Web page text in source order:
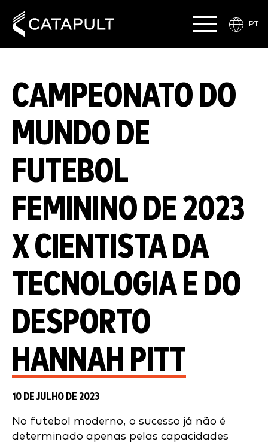
PT
CAMPEONATO DO
MUNDO DE
FUTEBOL
FEMININO DE 2023
X CIENTISTA DA
TECNOLOGIA E DO
DESPORTO
HANNAH PITT
10 DE JULHO DE 2023
No futebol moderno, o sucesso já não é
determinado apenas pelas capacidades